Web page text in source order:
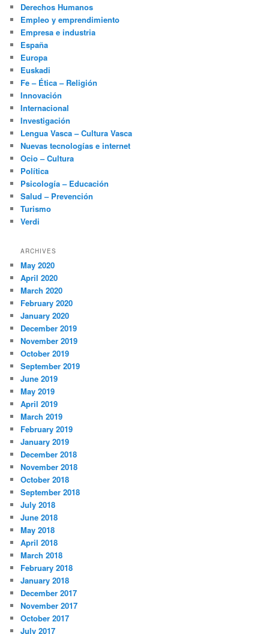
Derechos Humanos
Empleo y emprendimiento
Empresa e industria
España
Europa
Euskadi
Fe – Ética – Religión
Innovación
Internacional
Investigación
Lengua Vasca – Cultura Vasca
Nuevas tecnologías e internet
Ocio – Cultura
Política
Psicología – Educación
Salud – Prevención
Turismo
Verdi
ARCHIVES
May 2020
April 2020
March 2020
February 2020
January 2020
December 2019
November 2019
October 2019
September 2019
June 2019
May 2019
April 2019
March 2019
February 2019
January 2019
December 2018
November 2018
October 2018
September 2018
July 2018
June 2018
May 2018
April 2018
March 2018
February 2018
January 2018
December 2017
November 2017
October 2017
July 2017